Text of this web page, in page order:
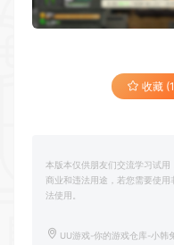
收藏
本版本仅供朋友们交流学习试
商业和违法用途，若您需要使
法使用。
UU游戏-你的游戏仓库-小韩